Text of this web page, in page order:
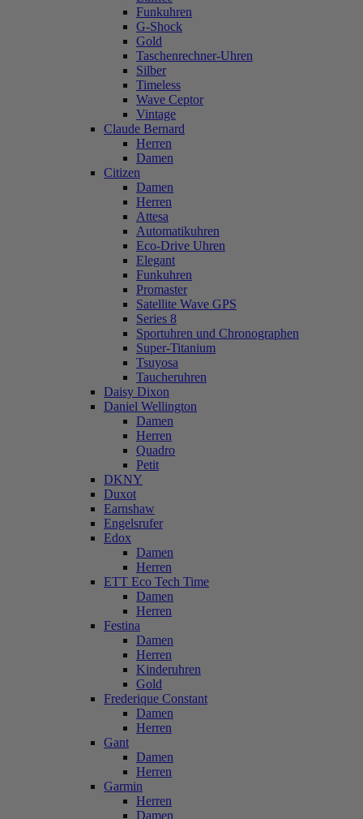
Funkuhren
G-Shock
Gold
Taschenrechner-Uhren
Silber
Timeless
Wave Ceptor
Vintage
Claude Bernard
Herren
Damen
Citizen
Damen
Herren
Attesa
Automatikuhren
Eco-Drive Uhren
Elegant
Funkuhren
Promaster
Satellite Wave GPS
Series 8
Sportuhren und Chronographen
Super-Titanium
Tsuyosa
Taucheruhren
Daisy Dixon
Daniel Wellington
Damen
Herren
Quadro
Petit
DKNY
Duxot
Earnshaw
Engelsrufer
Edox
Damen
Herren
ETT Eco Tech Time
Damen
Herren
Festina
Damen
Herren
Kinderuhren
Gold
Frederique Constant
Damen
Herren
Gant
Damen
Herren
Garmin
Herren
Damen